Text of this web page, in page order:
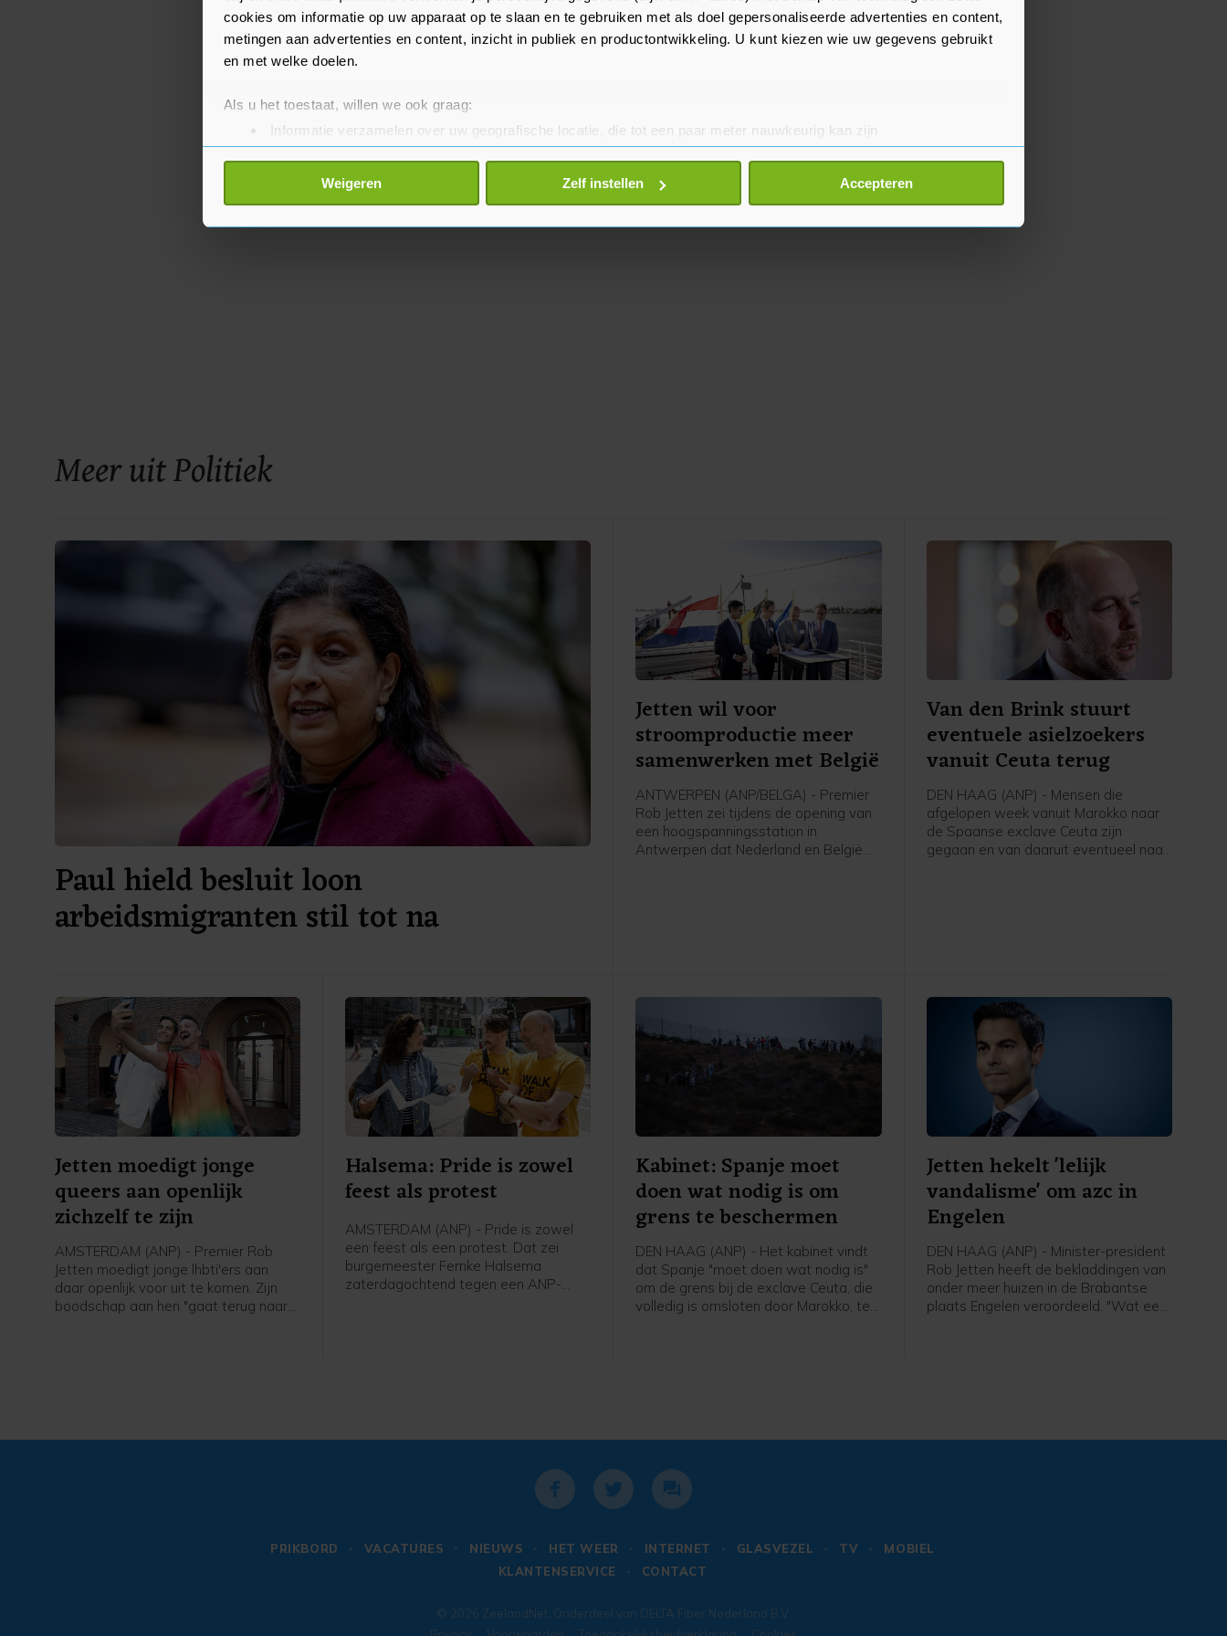
cookies om informatie op uw apparaat op te slaan en te gebruiken met als doel gepersonaliseerde advertenties en content,
metingen aan advertenties en content, inzicht in publiek en productontwikkeling. U kunt kiezen wie uw gegevens gebruikt
en met welke doelen.
Als u het toestaat, willen we ook graag:
Informatie verzamelen over uw geografische locatie, die tot een paar meter nauwkeurig kan zijn
Uw apparaat identificeren door het actief te scannen op specifieke eigenschappen (fingerprinting)
Lees meer over hoe uw persoonlijke gegevens worden verwerkt en stel uw voorkeuren in het
detailgedeelte
toestemming op elk moment wijzigen of intrekken in de Cookieverklaring.
Weigeren Zelf instellen Accepteren
leider Thierry Baudet.
Meer uit Politiek
Paul hield besluit loon
arbeidsmigranten stil tot na
Jetten wil voor
stroomproductie meer
samenwerken met België
ANTWERPEN (ANP/BELGA) - Premier
Rob Jetten zei tijdens de opening van
een hoogspanningsstation in
Antwerpen dat Nederland en België
Van den Brink stuurt
eventuele asielzoekers
vanuit Ceuta terug
DEN HAAG (ANP) - Mensen die
afgelopen week vanuit Marokko naar
de Spaanse exclave Ceuta zijn
gegaan en van daaruit eventueel naar
ander land.
Jetten moedigt jonge
queers aan openlijk
zichzelf te zijn
AMSTERDAM (ANP) - Premier Rob
Jetten moedigt jonge lhbti'ers aan
daar openlijk voor uit te komen. Zijn
boodschap aan hen "gaat terug naar
Halsema: Pride is zowel
feest als protest
AMSTERDAM (ANP) - Pride is zowel
een feest als een protest. Dat zei
burgemeester Femke Halsema
zaterdagochtend tegen een ANP-
Kabinet: Spanje moet
doen wat nodig is om
grens te beschermen
DEN HAAG (ANP) - Het kabinet vindt
dat Spanje "moet doen wat nodig is"
om de grens bij de exclave Ceuta, die
volledig is omsloten door Marokko, te
Jetten hekelt 'lelijk
vandalisme' om azc in
Engelen
DEN HAAG (ANP) - Minister-president
Rob Jetten heeft de bekladdingen van
onder meer huizen in de Brabantse
plaats Engelen veroordeeld. "Wat een
PRIKBORD VACATURES NIEUWS HET WEER INTERNET GLASVEZEL TV
MOBIEL
KLANTENSERVICE
CONTACT
© 2026 ZeelandNet . Onderdeel van DELTA Fiber Nederland B.V.